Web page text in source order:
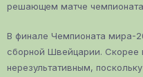
решающем матче
В финале Чемпионата мира-
сборной Швейцарии. Скорее
нерезультативным,